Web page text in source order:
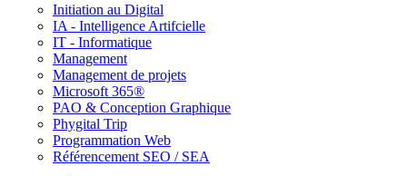
Initiation au Digital
IA - Intelligence Artifcielle
IT - Informatique
Management
Management de projets
Microsoft 365®
PAO & Conception Graphique
Phygital Trip
Programmation Web
Référencement SEO / SEA